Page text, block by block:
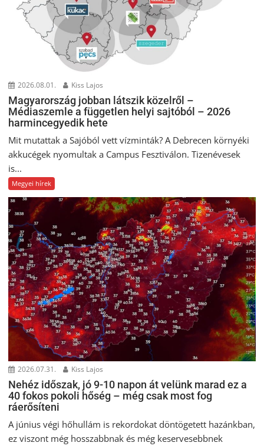
2026.08.01. Kiss Lajos
Magyarország jobban látszik közelről –
Médiaszemle a független helyi sajtóból – 2026
harmincegyedik hete
Mit mutattak a Sajóból vett vízminták? A Debrecen környéki
akkucégek nyomultak a Campus Fesztiválon. Tizenévesek
is...
Megyei hírek
2026.07.31. Kiss Lajos
Nehéz időszak, jó 9-10 napon át velünk marad ez a
40 fokos pokoli hőség – még csak most fog
ráerősíteni
A június végi hőhullám is rekordokat döntögetett hazánkban,
ez viszont még hosszabbnak és még keservesebbnek